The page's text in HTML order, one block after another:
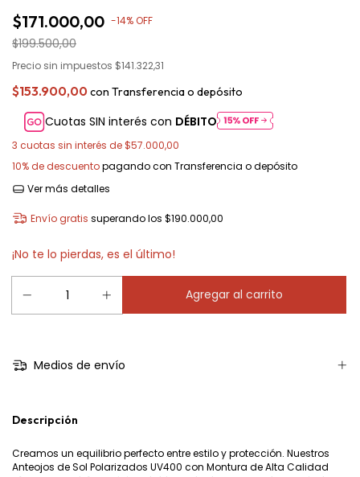
$171.000,00 -14%OFF
$199.500,00
Precio sin impuestos $141.322,31
$153.900,00con Transferencia o depósito
Cuotas SIN interés con DÉBITO
3 cuotas sin interés de$57.000,00
10% de descuentopagando con Transferencia o depósito
Ver más detalles
Envío gratis superando los $190.000,00
¡No te lo pierdas, es el último!
Medios de envío
Descripción
Creamos un equilibrio perfecto entre estilo y protección. Nuestros
Anteojos de Sol Polarizados UV400 con Montura de Alta Calidad